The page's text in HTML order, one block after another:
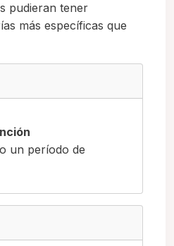
pudieran tener
más específicas que
un período de